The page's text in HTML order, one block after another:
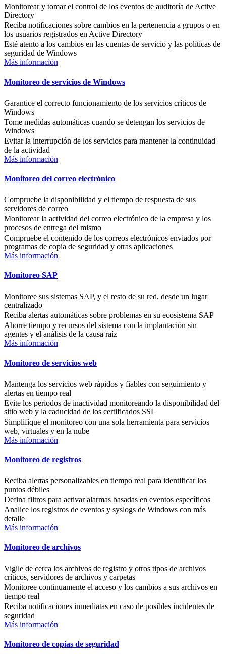
Monitorear y tomar el control de los eventos de auditoría de Active
Directory
Reciba notificaciones sobre cambios en la pertenencia a grupos o en
los usuarios registrados en Active Directory
Esté atento a los cambios en las cuentas de servicio y las políticas de
seguridad de Windows
Más información
Monitoreo de servicios de Windows
Garantice el correcto funcionamiento de los servicios críticos de
Windows
Tome medidas automáticas cuando se detengan los servicios de
Windows
Evitar la interrupción de los servicios para mantener la continuidad
de la actividad
Más información
Monitoreo del correo electrónico
Compruebe la disponibilidad y el tiempo de respuesta de sus
servidores de correo
Monitorear la actividad del correo electrónico de la empresa y los
procesos de entrega del mismo
Compruebe el contenido de los correos electrónicos enviados por
programas de copia de seguridad y otras aplicaciones
Más información
Monitoreo SAP
Monitoree sus sistemas SAP, y el resto de su red, desde un lugar
centralizado
Reciba alertas automáticas sobre problemas en su ecosistema SAP
Ahorre tiempo y recursos del sistema con la implantación sin
agentes y el análisis de la causa raíz
Más información
Monitoreo de servicios web
Mantenga los servicios web rápidos y fiables con seguimiento y
alertas en tiempo real
Evite los periodos de inactividad monitoreando la disponibilidad del
sitio web y la caducidad de los certificados SSL
Simplifique el monitoreo con una sola herramienta para servicios
web, virtuales y en la nube
Más información
Monitoreo de registros
Reciba alertas personalizables en tiempo real para identificar los
puntos débiles
Defina filtros para activar alarmas basadas en eventos específicos
Analice los registros de eventos y syslogs de Windows con más
detalle
Más información
Monitoreo de archivos
Vigile de cerca los archivos de registro y otros tipos de archivos
críticos, servidores de archivos y carpetas
Monitoree continuamente el acceso y los cambios a sus archivos en
tiempo real
Reciba notificaciones inmediatas en caso de posibles incidentes de
seguridad
Más información
Monitoreo de copias de seguridad